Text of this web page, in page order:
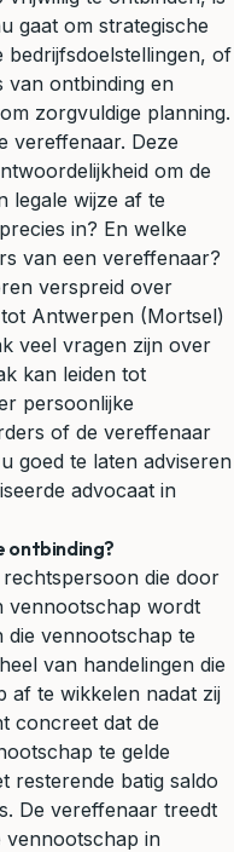
gaat om strategische
bedrijfsdoelstellingen, of
van ontbinding en
zorgvuldige planning.
vereffenaar. Deze
om de
legale wijze af te
in? En welke
van een vereffenaar?
verspreid over
tot Antwerpen (Mortsel)
veel vragen zijn over
kan leiden tot
persoonlijke
of de vereffenaar
goed te laten adviseren
advocaat in
ontbinding?
die door
vennootschap wordt
die vennootschap te
van handelingen die
af te wikkelen nadat zij
concreet dat de
te gelde
resterende batig saldo
De vereffenaar treedt
vennootschap in